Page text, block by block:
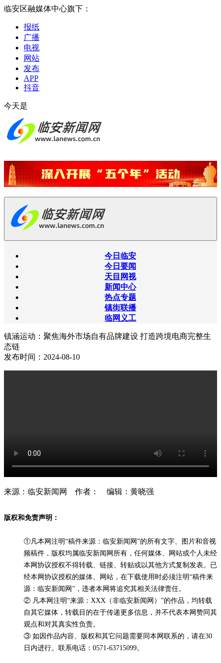
临安区融媒体中心旗下：
报纸
广播
电视
网站
发布
APP
抖音
今天是
今日临安
今日要闻
天目网视
新闻中心
热点专题
镇街联播
临网义工
镇涵运动：聚焦海外市场自有品牌建设 打造跨境电商完整生
态链
发布时间：2024-08-10
来源：临安新闻网 作者： 编辑：黄晓强
版权和免责声明：
①凡本网注明“稿件来源：临安新闻网”的所有文字、图片和音视
频稿件，版权均属临安新闻网所有，任何媒体、网站或个人未经
本网协议授权不得转载、链接、转贴或以其他方式复制发表。已
经本网协议授权的媒体、网站，在下载使用时必须注明“稿件来
源：临安新闻网”，违者本网将追究其相关法律责任。
② 凡本网注明“来源：XXX（非临安新闻网）”的作品，均转载
自其它媒体，转载目的在于传递更多信息，并不代表本网赞同其
观点和对其真实性负责。
③ 如因作品内容、版权和其它问题需要同本网联系的，请在30
日内进行。联系电话：0571-63715099。